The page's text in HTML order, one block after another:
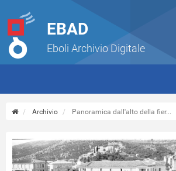
EBAD
Eboli Archivio Digitale
Archivio Panoramica dall'alto della fier...